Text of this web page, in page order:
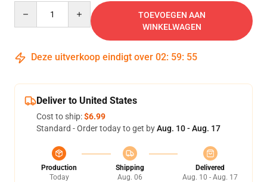
TOEVOEGEN AAN
WINKELWAGEN
Deze uitverkoop eindigt over 02: 59: 54
Deliver to United States
Cost to ship:$6.99
Standard - Order today to get byAug. 10 - Aug. 17
Production
Today
Shipping
Aug. 06
Delivered
Aug. 10 - Aug. 17